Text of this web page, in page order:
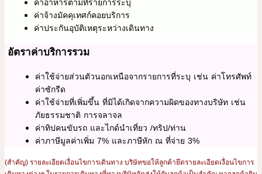
ค่าอาหารตามที่รายการระบุ
ค่าจ้างมัคคุเทศก์คอยบริการ
ค่าประกันอุบัติเหตุระหว่างเดินทาง
อัตราค่าบริการรวม
ค่าใช้จ่ายส่วนตัวนอกเหนือจากรายการที่ระบุ เช่น ค่าโทรศัพท์
ค่าซักรีด
ค่าใช้จ่ายที่เพิ่มขึ้น ที่มิได้เกิดจากความผิดของทางบริษัท เช่น
ภัยธรรมชาติ การจลาจล
ค่าทิปคนขับรถ และไกด์นำเที่ยว /ทริป/ท่าน
ค่าภาษีมูลค่าเพิ่ม 7% และภาษีหัก ณ ที่จ่าย 3%
(สำคัญ) รายละเอียดเงื่อนไขการเดินทาง บริษัทขอให้ลูกค้ายึดรายละเอียดเงื่อนไขการ